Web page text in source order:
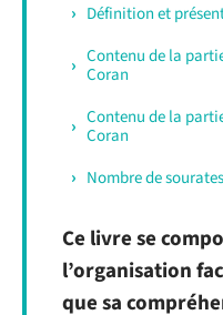
Définition et
Contenu de la
Coran
Contenu de la
Coran
Nombre de
Ce livre se
l’organisation
que sa